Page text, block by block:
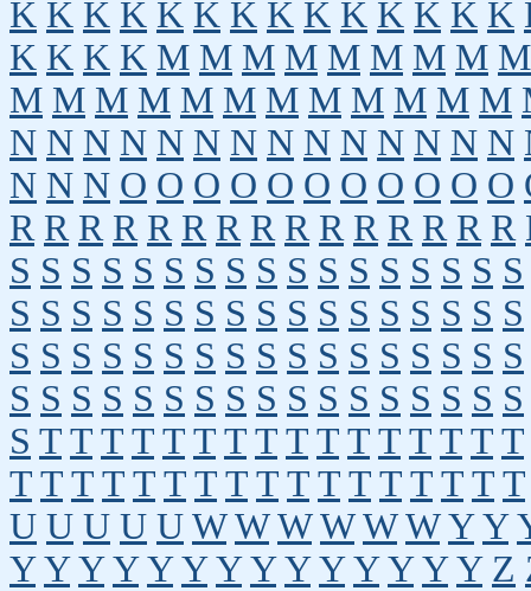
K K K K K K K K K K K K K K
K K K K M M M M M M M M M
M M M M M M M M M M M M
N N N N N N N N N N N N N N
N N N O O O O O O O O O O O
R R R R R R R R R R R R R R R
S S S S S S S S S S S S S S S S S
S S S S S S S S S S S S S S S S S
S S S S S S S S S S S S S S S S S
S S S S S S S S S S S S S S S S S
S T T T T T T T T T T T T T T T T
T T T T T T T T T T T T T T T T T
U U U U U W W W W W W Y Y
Y Y Y Y Y Y Y Y Y Y Y Y Y Y Z